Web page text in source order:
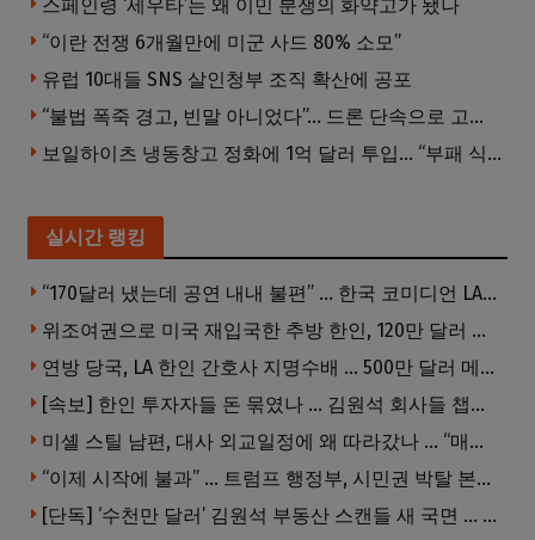
스페인령 ‘세우타’는 왜 이민 분쟁의 화약고가 됐나
“이란 전쟁 6개월만에 미군 사드 80% 소모”
유럽 10대들 SNS 살인청부 조직 확산에 공포
“불법 폭죽 경고, 빈말 아니었다”… 드론 단속으로 고액 벌금부과
보일하이츠 냉동창고 정화에 1억 달러 투입… “부패 식품 80% 제거”
실시간 랭킹
“170달러 냈는데 공연 내내 불편” … 한국 코미디언 LA공연, 음향 불량에 외모 비하 개그 논란
위조여권으로 미국 재입국한 추방 한인, 120만 달러 은행 사기 행각
연방 당국, LA 한인 간호사 지명수배 … 500만 달러 메디캐어 사기, 선고 직전 한국 도주
[속보] 한인 투자자들 돈 묶였나 … 김원석 회사들 챕터7 강제파산·자진파산 잇따라 신청
미셸 스틸 남편, 대사 외교일정에 왜 따라갔나 … “매우 이례적”
“이제 시작에 불과” … 트럼프 행정부, 시민권 박탈 본격화
[단독] ‘수천만 달러’ 김원석 부동산 스캔들 새 국면 … 한인 투자자들 소송 잇따라 ‘디폴트’ 절차